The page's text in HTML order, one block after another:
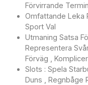
Förvirrande
Omfattande Leka
Sport Val
Utmaning Satsa
Representera
Förväg ,
Slots : Spela
Duns , Regnbåge